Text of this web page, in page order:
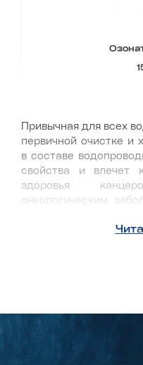
Привычная для всех
первичной очистке
в составе
свойства и влечет
здоровья
онкологическим
заболеваний,
Купить бытовой